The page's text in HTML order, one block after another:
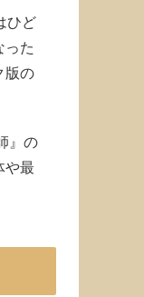
ひど
った
版の
』の
や最